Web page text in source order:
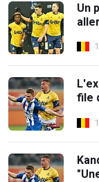
Un
aller
file